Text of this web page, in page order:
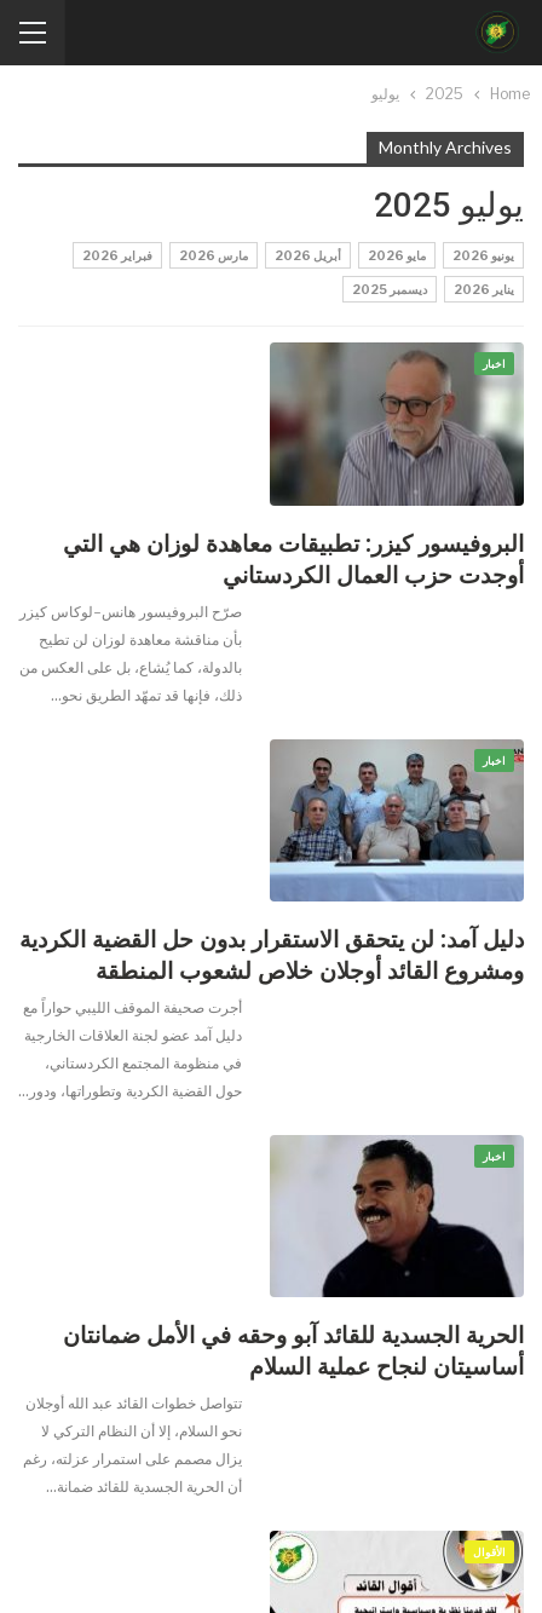
Home
2025 يوليو
Monthly Archives
يوليو 2025
يونيو 2026 مايو 2026 أبريل 2026 مارس 2026 فبراير 2026
يناير 2026 ديسمبر 2025
اخبار
البروفيسور كيزر: تطبيقات معاهدة لوزان هي التي
أوجدت حزب العمال الكردستاني
صرّح البروفيسور هانس-لوكاس كيزر
بأن مناقشة معاهدة لوزان لن تطيح
بالدولة، كما يُشاع، بل على العكس من
ذلك، فإنها قد تمهّد الطريق نحو…
اخبار
دليل آمد: لن يتحقق الاستقرار بدون حل القضية الكردية
ومشروع القائد أوجلان خلاص لشعوب المنطقة
أجرت صحيفة الموقف الليبي حواراً مع
دليل آمد عضو لجنة العلاقات الخارجية
في منظومة المجتمع الكردستاني،
حول القضية الكردية وتطوراتها، ودور …
اخبار
الحرية الجسدية للقائد آبو وحقه في الأمل ضمانتان
أساسيتان لنجاح عملية السلام
تتواصل خطوات القائد عبد الله أوجلان
نحو السلام، إلا أن النظام التركي لا
يزال مصمم على استمرار عزلته، رغم
أن الحرية الجسدية للقائد ضمانة…
الأقوال